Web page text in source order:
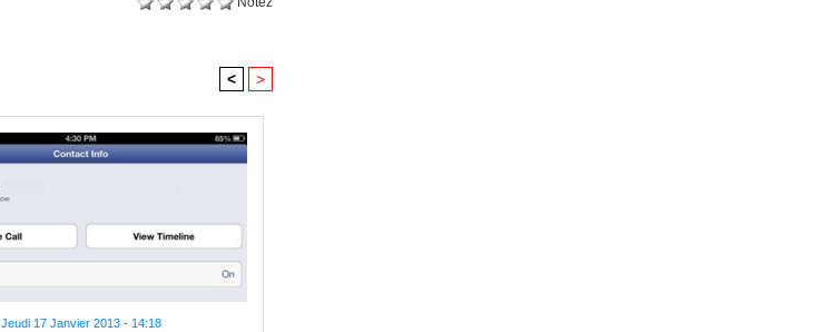
< >
Jeudi 17 Janvier 2013 - 14:18